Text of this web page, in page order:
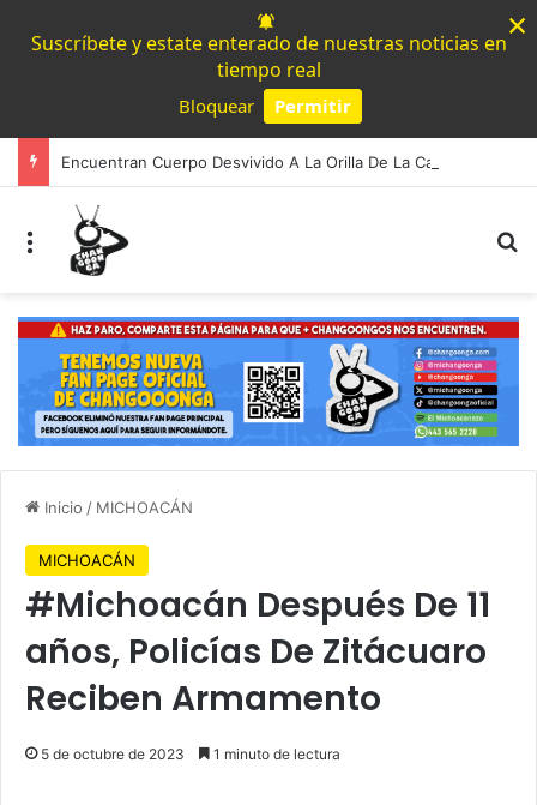
Suscríbete y estate enterado de nuestras noticias en
tiempo real
Bloquear Permitir
×
Menú
Inicio / MICHOACÁN
MICHOACÁN
#Michoacán Después De 11
años, Policías De Zitácuaro
Reciben Armamento
5 de octubre de 2023 1 minuto de lectura